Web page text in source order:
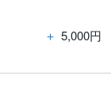
＋ 5,000円